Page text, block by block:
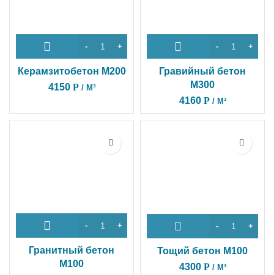
Керамзитобетон M200
4150 Р / М³
Гравийный бетон
М300
4160 Р / М³
Гранитный бетон
М100
Тощий бетон М100
4300 Р / М³